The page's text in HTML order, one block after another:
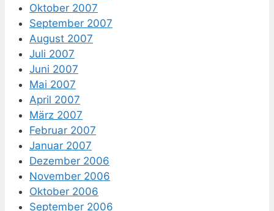
Oktober 2007
September 2007
August 2007
Juli 2007
Juni 2007
Mai 2007
April 2007
März 2007
Februar 2007
Januar 2007
Dezember 2006
November 2006
Oktober 2006
September 2006